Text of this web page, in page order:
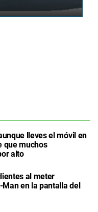
lleves el móvil en
que muchos
alto
al meter
en la pantalla del